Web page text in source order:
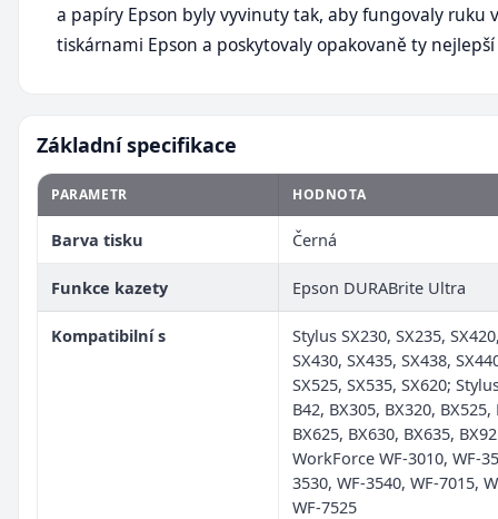
a papíry Epson byly vyvinuty tak, aby fungovaly ruku
tiskárnami Epson a poskytovaly opakovaně ty nejlepší
Základní specifikace
PARAMETR HODNOTA
Barva tisku Černá
Funkce kazety Epson DURABrite Ultra
Kompatibilní s
Stylus SX230, SX235,
SX430, SX435, SX438,
SX525, SX535, SX620;
B42, BX305, BX320, BX525,
BX625, BX630, BX635,
WorkForce WF-3010, WF-
3530, WF-3540, WF-7015,
WF-7525